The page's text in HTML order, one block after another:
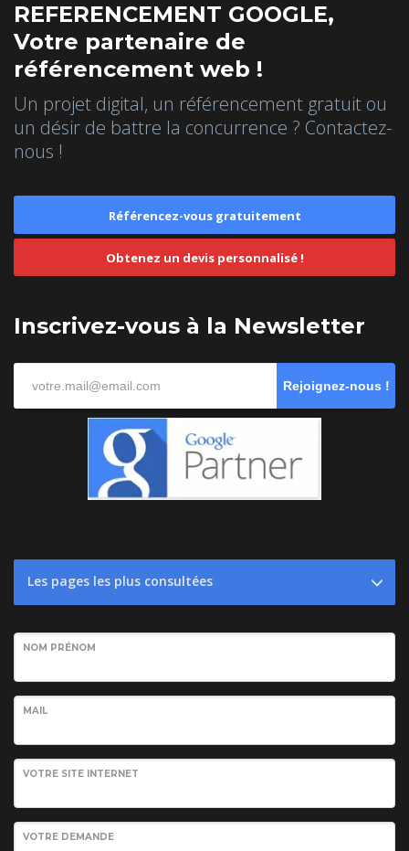
REFERENCEMENT GOOGLE,
Votre partenaire de
référencement web !
Un projet digital, un référencement gratuit ou
un désir de battre la concurrence ? Contactez-
nous !
Référencez-vous gratuitement
Obtenez un devis personnalisé !
Inscrivez-vous à la Newsletter
Rejoignez-nous !
Les pages les plus consultées
NOM PRÉNOM
MAIL
VOTRE SITE INTERNET
VOTRE DEMANDE